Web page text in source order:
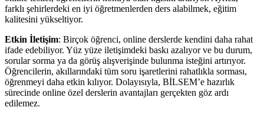
farklı şehirlerdeki en iyi öğretmenlerden ders alabilmek, eğitim
kalitesini yükseltiyor.
Etkin İletişim: Birçok öğrenci, online derslerde kendini daha rahat
ifade edebiliyor. Yüz yüze iletişimdeki baskı azalıyor ve bu durum,
sorular sorma ya da görüş alışverişinde bulunma isteğini artırıyor.
Öğrencilerin, akıllarındaki tüm soru işaretlerini rahatlıkla sorması,
öğrenmeyi daha etkin kılıyor. Dolayısıyla, BİLSEM’e hazırlık
sürecinde online özel derslerin avantajları gerçekten göz ardı
edilemez.